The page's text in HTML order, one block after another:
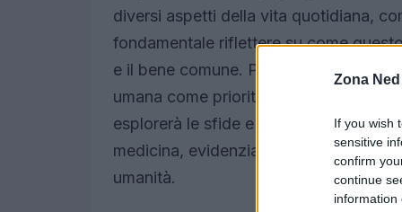
Zona Ned
If you wish
sensitive
confirm
continue
information
diversi aspetti della vita quotidiana,
fondamentale riflettere su come
e il bene comune. Papa Leone XIV ha
umana come priorità fondamentale in
esplorerà le sfide e le opportunità
medicina, evidenziando la necessità
umanità.